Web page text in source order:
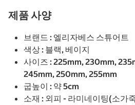
제품 사양
브랜드 : 엘리자베스 스튜어트
색상 : 블랙, 베이지
사이즈 : 225mm, 230mm,
245mm, 250mm, 255mm
굽높이 : 약 5cm
소재 : 외피 - 라미네이팅(소가